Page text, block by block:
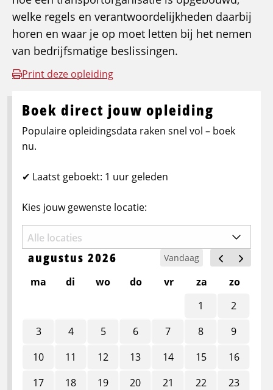
welke regels en verantwoordelijkheden daarbij
horen en waar je op moet letten bij het nemen
van bedrijfsmatige beslissingen.
Print deze opleiding
Boek direct jouw opleiding
Populaire opleidingsdata raken snel vol – boek
nu.
✔ Laatst geboekt: 1 uur geleden
Kies jouw gewenste locatie:
augustus 2026 Vandaag
ma di wo do vr za
zo
1
2
3
4 5 6 7 8
9
10
11 12 13 14 15
16
17
18 19 20 21 22
23